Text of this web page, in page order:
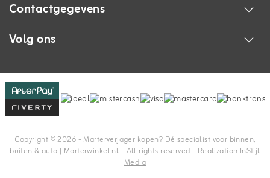
Contactgegevens
Volg ons
Copyright © 2026 - Marterverjager kopen? Dé specialist voor binnen,
buiten & auto | Marterwinkel.nl - All rights reserved - Realization InStijl
Media